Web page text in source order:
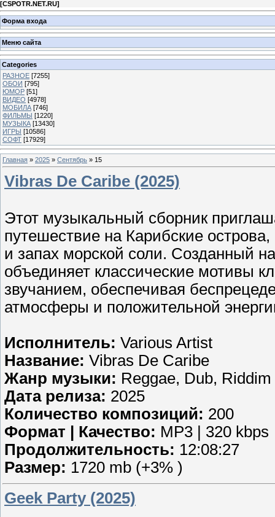
[CSPOTR.NET.RU]
Форма входа
Меню сайта
Categories
РАЗНОЕ [7255]
ОБОИ [795]
ЮМОР [51]
ВИДЕО [4978]
МОБИЛА [746]
ФИЛЬМЫ [1220]
МУЗЫКА [13430]
ИГРЫ [10586]
СОФТ [17929]
Главная » 2025 » Сентябрь » 15
Vibras De Caribe (2025)
Этот музыкальный сборник
путешествие на Карибские
и запах морской соли. Созданный
объединяет классические мотивы
звучанием, обеспечивая
атмосферы и положительной
Исполнитель: Various Artist
Название: Vibras De Caribe
Жанр музыки: Reggae, Dub, Riddim
Дата релиза: 2025
Количество композиций: 200
Формат | Качество: MP3 | 320 kbps
Продолжительность: 12:08:27
Размер: 1720 mb (+3% )
Geek Party (2025)